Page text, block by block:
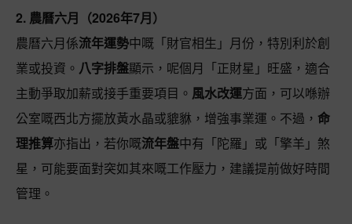
2. 農曆六月（2026年7月）
農曆六月係流年運勢中嘅「財官相生」月份，特別利於創
業或投資。 八字排盤顯示，呢個月「正財星」旺盛，適合
主動爭取加薪或接手重要項目。 風水改運方面，可以喺辦
公室嘅西北方擺放黃水晶或貔貅，增強事業運。不過， 命
理推算亦指出，若你嘅流年盤中有「陀羅」或「擎羊」煞
星，可能要面對突如其來嘅工作壓力，建議提前做好時間
管理。